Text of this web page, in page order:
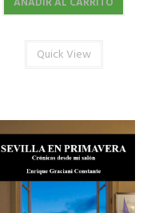
Quick View